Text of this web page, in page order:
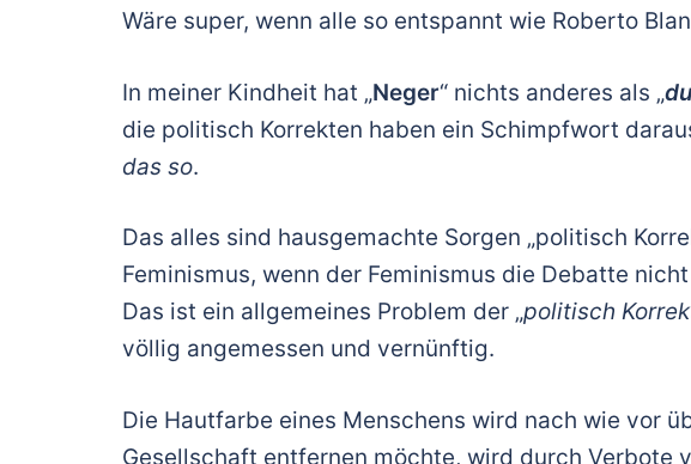
Wäre super, wenn alle so entspannt wie Roberto
In meiner Kindheit hat „Neger“ nichts anderes als „
die politisch Korrekten haben ein Schimpfwort
das so.
Das alles sind hausgemachte Sorgen „politisch
Feminismus, wenn der Feminismus die Debatte
Das ist ein allgemeines Problem der „politisch
völlig angemessen und vernünftig.
Die Hautfarbe eines Menschens wird nach wie vor
Gesellschaft entfernen möchte, wird durch Verbote